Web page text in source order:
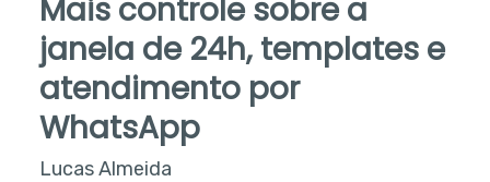
Mais controle sobre a
janela de 24h, templates e
atendimento por
WhatsApp
Lucas Almeida